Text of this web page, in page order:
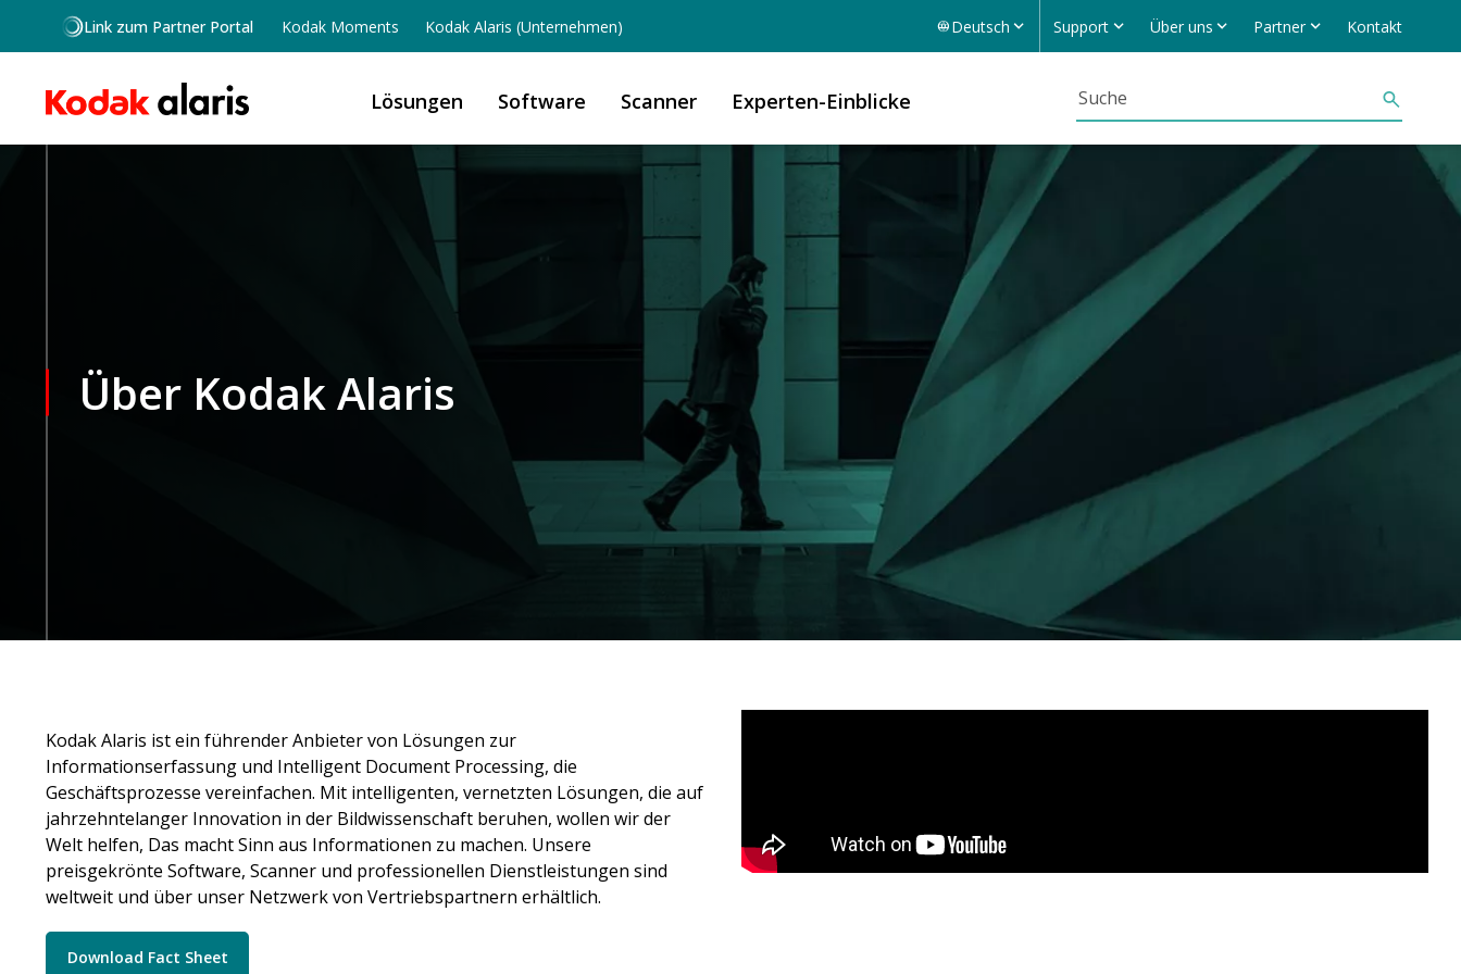
Skip to main content
Link zum Partner Portal Kodak Moments Kodak Alaris (Unternehmen) Deutsch Support Über uns Partner Kontakt
Lösungen Software Scanner Experten-Einblicke
Über Kodak Alaris
Kodak Alaris ist ein führender Anbieter von Lösungen zur
Informationserfassung und Intelligent Document Processing, die
Geschäftsprozesse vereinfachen. Mit intelligenten, vernetzten Lösungen, die auf
jahrzehntelanger Innovation in der Bildwissenschaft beruhen, wollen wir der
Welt helfen, Das macht Sinn aus Informationen zu machen. Unsere
preisgekrönte Software, Scanner und professionellen Dienstleistungen sind
weltweit und über unser Netzwerk von Vertriebspartnern erhältlich.
Download Fact Sheet